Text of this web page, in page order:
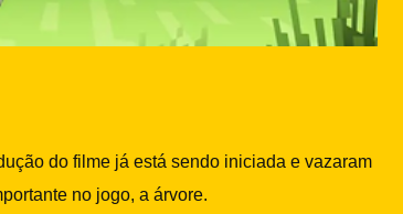
do filme já está sendo iniciada e vazaram
no jogo, a árvore.